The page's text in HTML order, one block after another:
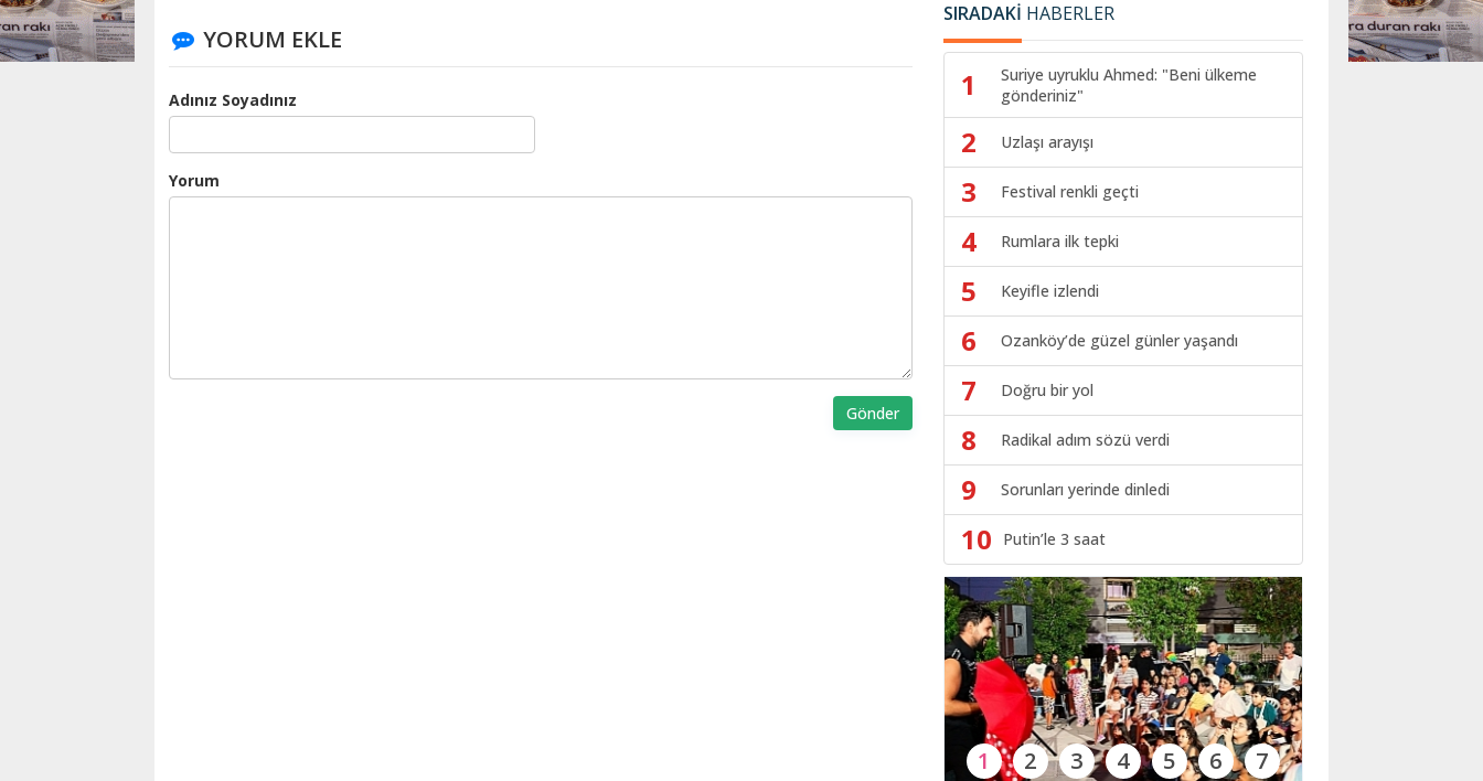
YORUM EKLE
Adınız Soyadınız
Yorum
Gönder
SIRADAKİ HABERLER
1
Suriye uyruklu Ahmed: "Beni ülkeme
gönderiniz"
2 Uzlaşı arayışı
3 Festival renkli geçti
4 Rumlara ilk tepki
5 Keyifle izlendi
6 Ozanköy’de güzel günler yaşandı
7 Doğru bir yol
8 Radikal adım sözü verdi
9 Sorunları yerinde dinledi
10 Putin’le 3 saat
1 2 3 4 5 6 7